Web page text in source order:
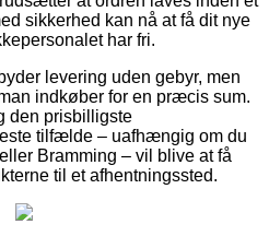
sikkerhed kan nå at få dit nye
har fri.
levering uden gebyr, men
indkøber for en præcis sum.
den prisbilligste
tilfælde – uafhængig om du
Bramming – vil blive at få
til et afhentningssted.